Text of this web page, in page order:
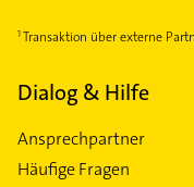
Transaktion über externe
Dialog & Hilfe
Ansprechpartner
Häufige Fragen